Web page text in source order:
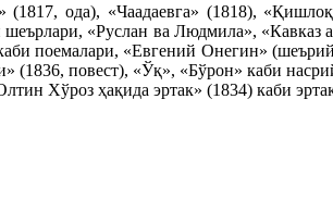
(1817, ода), «Чаадаевга» (1818),
«Руслан ва Людмила», «Кавказ
поемалари, «Евгений Онегин»
(1836, повест), «Ўқ», «Бўрон» каби
Хўроз ҳақида эртак» (1834) каби